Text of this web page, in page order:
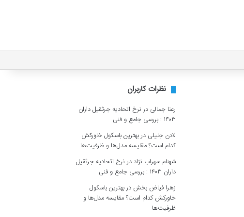
نظرات کاربران
رعنا جمالی درنرخ اتحادیه جرثقیل داران
۱۴۰۳ : بررسی جامع و فنی
لادن جلیلی دربهترین باسکول خاورکش
کدام است؟ مقایسه مدل‌ها و ظرفیت‌ها
شهنام سهراب نژاد درنرخ اتحادیه جرثقیل
داران ۱۴۰۳ : بررسی جامع و فنی
زهرا فیاض بخش دربهترین باسکول
خاورکش کدام است؟ مقایسه مدل‌ها و
ظرفیت‌ها